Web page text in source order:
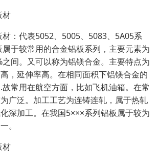
：代表5052、5005、5083、5A05系
于较常用的合金铝板系列，主要元素为
间。又可以称为铝镁合金。主要特点为
，延伸率高。在相同面积下铝镁合金的
常用在航空方面，比如飞机油箱。在常
广泛。加工工艺为连铸连轧，属于热轧
深加工。在我国5×××系列铝板属于较为
。